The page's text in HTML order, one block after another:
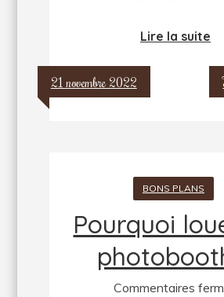
Lire la suite
21 novembre 2022
BONS PLANS
Pourquoi
Commentaires